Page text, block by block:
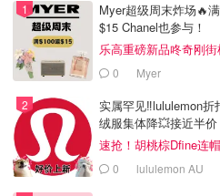
Myer超级周末炸场🔥
$15 Chanel也参与！
乐高重磅新品咚奇刚
0 Myer
实属罕见‼️lululemon折
绒服集体降💥接近半价
速抢！胡桃棕Dfine连
0 lululemon AU